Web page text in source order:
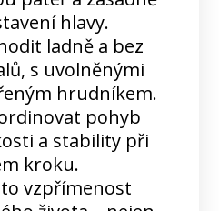
hlavy.
ladně a bez
s uvolněnými
hrudníkem.
pohyb
a stability při
kroku.
vzpřímenost